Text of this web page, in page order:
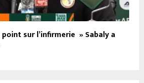
sur l’infirmerie » Sabaly a